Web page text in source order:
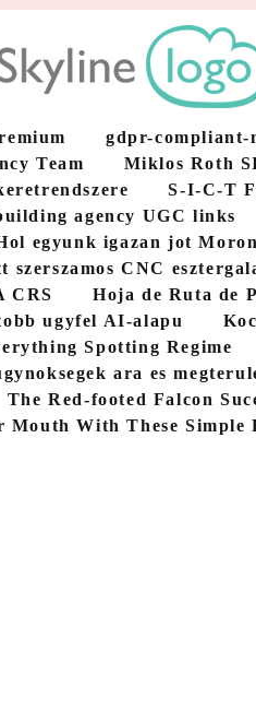
gdpr-compliant-
Team Miklos Roth
S-I-C-T
agency UGC links
egyunk igazan jot Moron
szerszamos CNC
CRS Hoja de Ruta de
ugyfel AI-alapu
Spotting Regime
ara es
The Red-footed Falcon
Mouth With These Simple